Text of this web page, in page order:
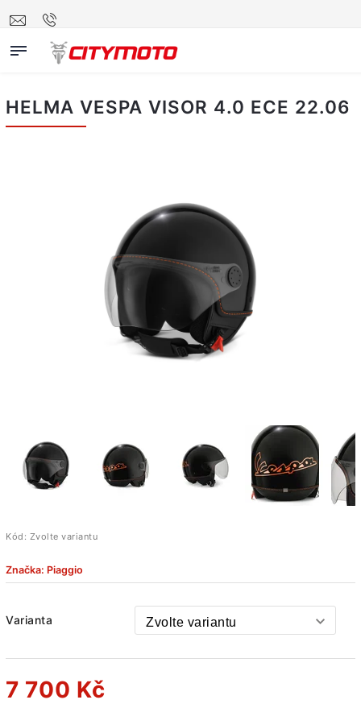
HELMA VESPA VISOR 4.0 ECE 22.06
Kód: Zvolte variantu
Značka: Piaggio
Varianta
7 700 Kč